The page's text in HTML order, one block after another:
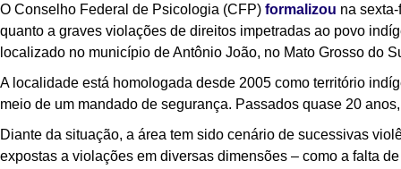
O Conselho Federal de Psicologia (CFP) formalizou na
quanto a graves violações de direitos impetradas ao povo
localizado no município de Antônio João, no Mato Grosso do
A localidade está homologada desde 2005 como território
meio de um mandado de segurança. Passados quase 20
Diante da situação, a área tem sido cenário de sucessivas
expostas a violações em diversas dimensões – como a falta